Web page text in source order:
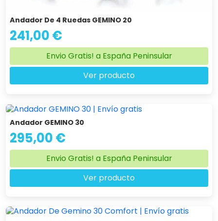
Andador De 4 Ruedas GEMINO 20
241,00 €
Envio Gratis! a España Peninsular
Ver producto
Andador GEMINO 30
295,00 €
Envio Gratis! a España Peninsular
Ver producto